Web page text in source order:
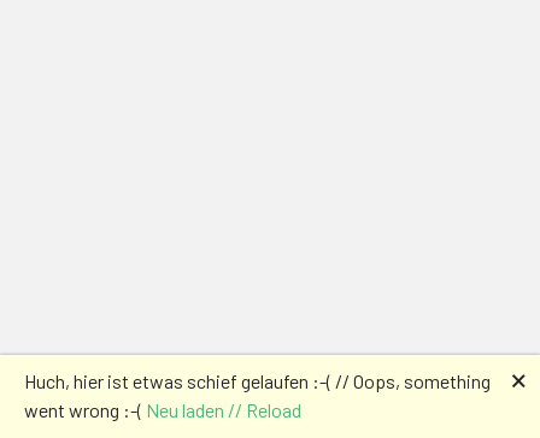
Huch, hier ist etwas schief gelaufen :-( // Oops, something
went wrong :-( Neu laden // Reload
🗙